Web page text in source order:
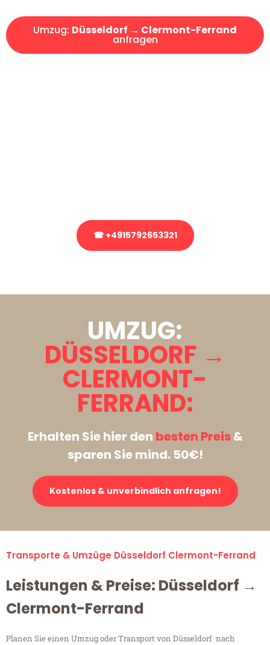
Umzug: Düsseldorf → Clermont-Ferrand
anfragen
☎ +4915792653321
UMZUG:
DÜSSELDORF →
CLERMONT-
FERRAND:
Erhalten Sie hier den besten Preis&
sparen Sie mind. 50€!
Kostenlos & unverbindlich anfragen!
Transporte & Umzüge Düsseldorf Clermont-Ferrand
Leistungen & Preise: Düsseldorf →
Clermont-Ferrand
Planen Sie einen Umzug oder Transport von Düsseldorf nach